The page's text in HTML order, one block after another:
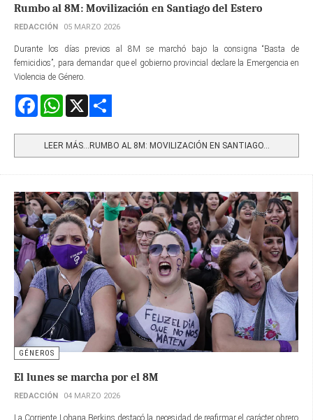
Rumbo al 8M: Movilización en Santiago del Estero
REDACCIÓN 05 MARZO 2026
Durante los días previos al 8M se marchó bajo la consigna “Basta de
femicidios”, para demandar que el gobierno provincial declare la Emergencia en
Violencia de Género.
FacebookWhatsApp
LEER MÁS…RUMBO AL 8M: MOVILIZACIÓN EN SANTIAGO...
GÉNEROS
El lunes se marcha por el 8M
REDACCIÓN 04 MARZO 2026
La Corriente Lohana Berkins destacó la necesidad de reafirmar el carácter obrero